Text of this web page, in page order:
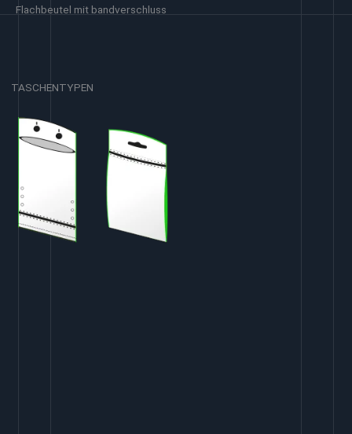
Flachbeutel mit bandverschluss
TASCHENTYPEN